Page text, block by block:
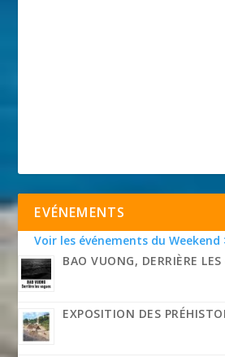
EVÉNEMENTS
Voir les événements du Weekend
BAO VUONG, DERRIÈRE LES
EXPOSITION DES